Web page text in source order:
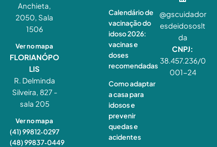
Anchieta,
2050, Sala
1506
Ver no mapa
FLORIANÓPO
LIS
R. Delminda
Silveira, 827 -
sala 205
Ver no mapa
(41) 99812‑0297
(48) 99837‑0449
Calendário de
vacinação do
idoso 2026:
vacinas e
doses
recomendadas
Como adaptar
a casa para
idosos e
prevenir
quedas e
acidentes
@gscuidador
esdeidososlt
da
CNPJ:
38.457.236/0
001-24